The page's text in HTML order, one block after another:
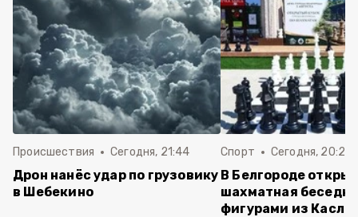
Происшествия Сегодня, 21:44
Дрон нанёс удар по грузовику
в Шебекино
Спорт Сегодня, 20:24
В Белгороде
шахматная
фигурами из